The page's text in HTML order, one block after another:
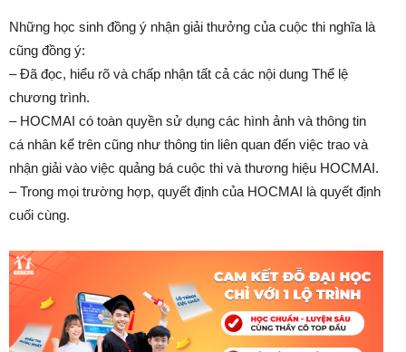
Những học sinh đồng ý nhận giải thưởng của cuộc thi nghĩa là
cũng đồng ý:
– Đã đọc, hiểu rõ và chấp nhận tất cả các nội dung Thể lệ
chương trình.
– HOCMAI có toàn quyền sử dụng các hình ảnh và thông tin
cá nhân kể trên cũng như thông tin liên quan đến việc trao và
nhận giải vào việc quảng bá cuộc thi và thương hiệu HOCMAI.
– Trong mọi trường hợp, quyết định của HOCMAI là quyết định
cuối cùng.